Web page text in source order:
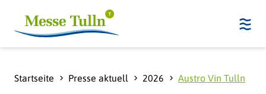
Startseite Presse aktuell 2026 Austro Vin Tulln